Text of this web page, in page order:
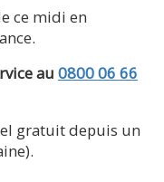
ce midi en
au 0800 06 66
gratuit depuis un